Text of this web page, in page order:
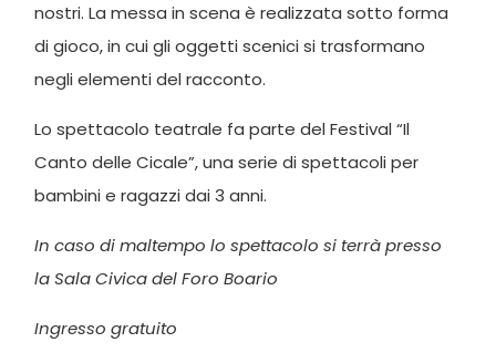
nostri. La messa in scena è realizzata sotto forma
di gioco, in cui gli oggetti scenici si trasformano
negli elementi del racconto.
Lo spettacolo teatrale fa parte del Festival “Il
Canto delle Cicale”, una serie di spettacoli per
bambini e ragazzi dai 3 anni.
In caso di maltempo lo spettacolo si terrà presso
la Sala Civica del Foro Boario
Ingresso gratuito